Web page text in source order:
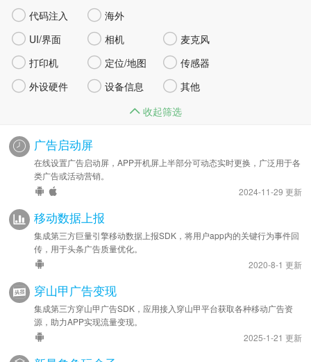
 代码注入  海外
 UI/界面  相机  麦克风
 打印机  定位/地图  传感器
 外设硬件  设备信息  其他
收起筛选
广告启动屏
在线设置广告启动屏，APP开机屏上半部分可动态实时更换，广泛用于各
类广告或活动营销。
2024-11-29 更新
移动数据上报
集成第三方巨量引擎移动数据上报SDK，将用户app内的关键行为事件回
传，用于头条广告质量优化。
2020-8-1 更新
穿山甲广告变现
集成第三方穿山甲广告SDK，应用接入穿山甲平台获取各种移动广告资
源，助力APP实现流量变现。
2025-1-21 更新